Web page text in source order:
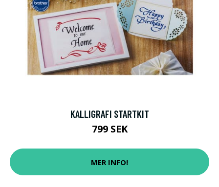
KALLIGRAFI STARTKIT
799 SEK
MER INFO!